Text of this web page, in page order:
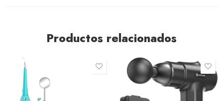
Productos relacionados